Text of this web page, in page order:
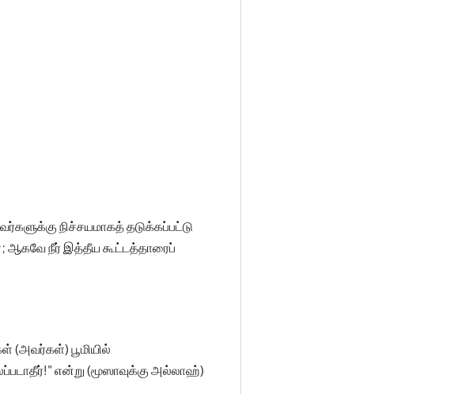
நிச்சயமாகத் தடுக்கப்பட்டு
ஆகவே நீர் இத்தீய கூட்டத்தாரைப்
(அவர்கள்) பூமியில்
என்று (மூஸாவுக்கு அல்லாஹ்)